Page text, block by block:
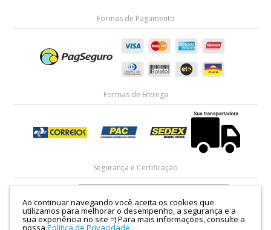
Ao continuar navegando você aceita os cookies que
utilizamos para melhorar o desempenho, a segurança e a
sua experiência no site =)Para mais informações, consulte a
nossa Política de Privacidade.
Formas de Pagamento
Formas de Entrega
Segurança e Certificação